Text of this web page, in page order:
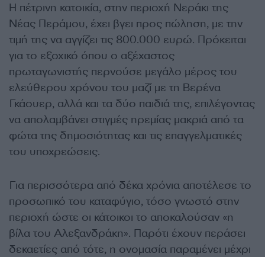
Η πέτρινη κατοικία, στην περιοχή Νεράκι της
Νέας Περάμου, έχει βγει προς πώληση, με την
τιμή της να αγγίζει τις 800.000 ευρώ. Πρόκειται
για το εξοχικό όπου ο αξέχαστος
πρωταγωνιστής περνούσε μεγάλο μέρος του
ελεύθερου χρόνου του μαζί με τη Βερένα
Γκάουερ, αλλά και τα δύο παιδιά της, επιλέγοντας
να απολαμβάνει στιγμές ηρεμίας μακριά από τα
φώτα της δημοσιότητας και τις επαγγελματικές
του υποχρεώσεις.
Για περισσότερα από δέκα χρόνια αποτέλεσε το
προσωπικό του καταφύγιο, τόσο γνωστό στην
περιοχή ώστε οι κάτοικοι το αποκαλούσαν «η
βίλα του Αλεξανδράκη». Παρότι έχουν περάσει
δεκαετίες από τότε, η ονομασία παραμένει μέχρι